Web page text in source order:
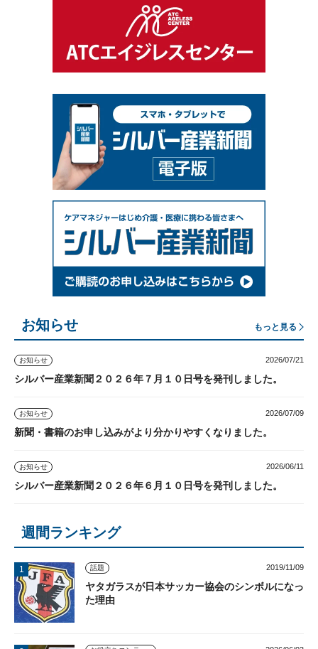
お知らせ もっと見る
お知らせ 2026/07/21
シルバー産業新聞２０２６年７月１０日号を発刊しました。
お知らせ 2026/07/09
新聞・書籍のお申し込みがより分かりやすくなりました。
お知らせ 2026/06/11
シルバー産業新聞２０２６年６月１０日号を発刊しました。
週間ランキング
話題 2019/11/09
ヤタガラスが日本サッカー協会のシンボルになっ
た理由